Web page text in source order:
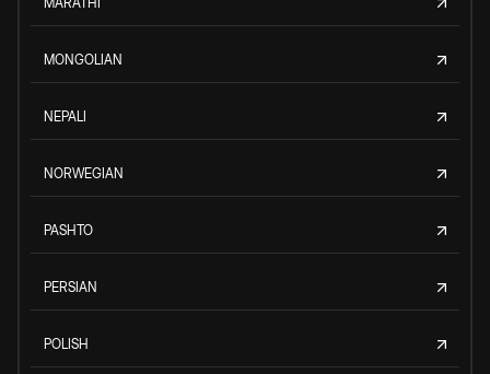
MONGOLIAN
NEPALI
NORWEGIAN
PASHTO
PERSIAN
POLISH